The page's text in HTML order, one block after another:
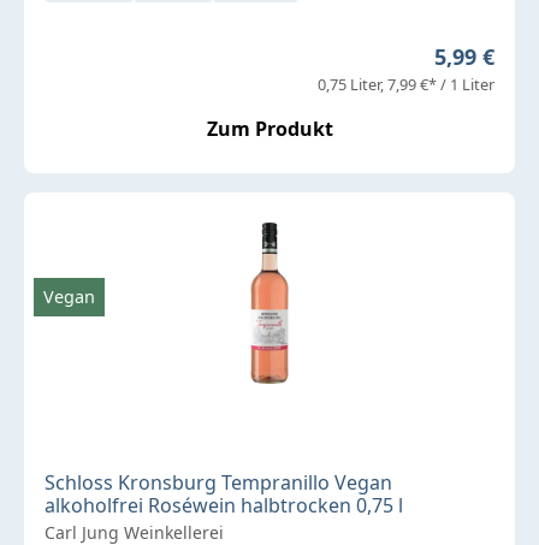
Regulärer
5,99 €
0,75 Liter 7,99 €* / 1 Liter
Zum Produkt
Schloss Kronsburg Tempranillo Vegan
alkoholfrei Roséwein halbtrocken 0,75 l
Carl Jung Weinkellerei
Vegan